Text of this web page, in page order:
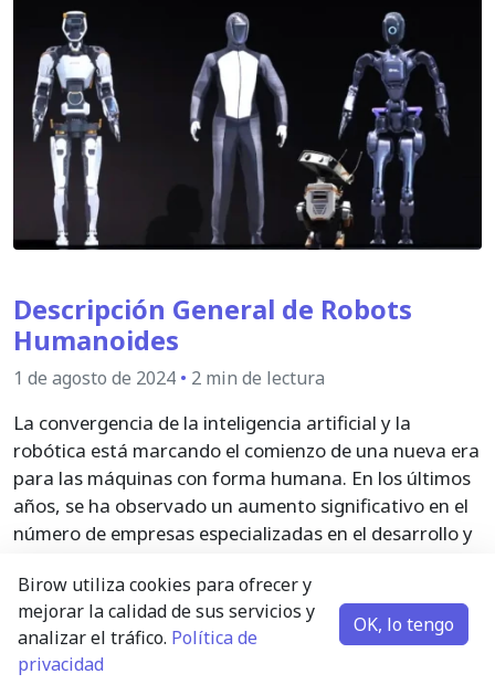
Descripción General de Robots
Humanoides
1 de agosto de 2024 • 2 min de lectura
La convergencia de la inteligencia artificial y la
robótica está marcando el comienzo de una nueva era
para las máquinas con forma humana. En los últimos
años, se ha observado un aumento significativo en el
número de empresas especializadas en el desarrollo y
Birow utiliza cookies para ofrecer y
mejorar la calidad de sus servicios y
analizar el tráfico. Política de
privacidad
OK, lo tengo